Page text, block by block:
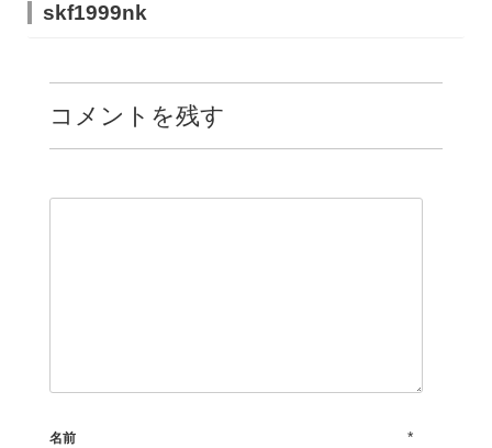
skf1999nk
コメントを残す
名前 *